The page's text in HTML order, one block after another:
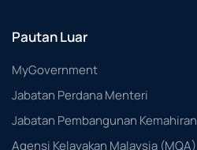
Pautan Luar
MyGovernment
Jabatan Perdana Menteri
Jabatan Pembangunan Kemahiran
Agensi Kelayakan Malaysia (MQA)